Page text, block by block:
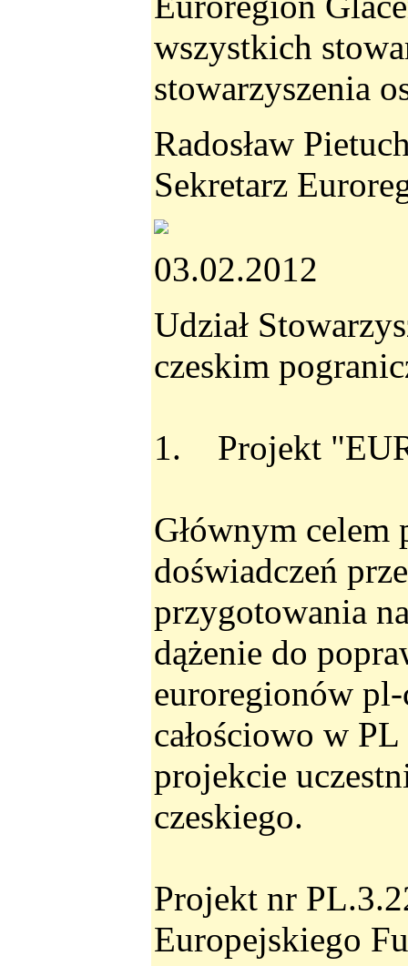
wszystkich
stowarzyszenia
Radosław
Sekretarz
03.02.2012
Udział
czeskim
1. Projekt
Głównym celem
doświadczeń
przygotowania
dążenie do
euroregionów
całościowo w
projekcie
czeskiego.
Projekt nr
Europejskiego